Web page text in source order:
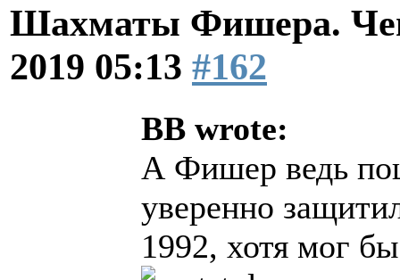
Шахматы Фишера.
2019 05:13 #162
BB wrote:
А Фишер ведь
уверенно
1992, хотя мог